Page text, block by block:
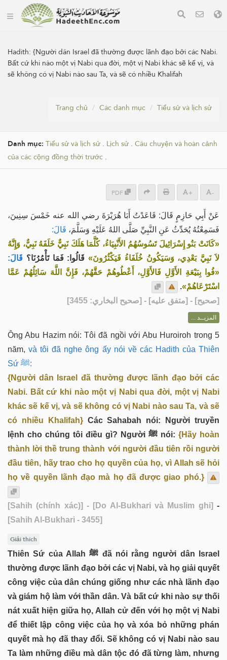
Hadith:{Người dân Israel đã thường được lãnh đạo bởi các Nabi.
Bất cứ khi nào một vị Nabi qua đời, một vị Nabi khác sẽ kế vị, và
sẽ không có vị Nabi nào sau Ta, và sẽ có nhiều Khalifah
Trang chủ Các danh mục Tiểu sử và lịch sử
Danh mục: Tiểu sử và lịch sử . Lịch sử . Câu chuyện và hoàn cảnh
của các cộng đồng thời trước .
PDF + -
عَنْ أَبِي حَازِمٍ قَالَ: قَاعَدْتُ أَبَا هُرَيْرَةَ رضي الله عنه خَمْسَ سِنِينَ،
فَسَمِعْتُهُ يُحَدِّثُ عَنِ النَّبِيِّ صَلَّى اللهُ عَلَيْهِ وَسَلَّمَ، قَالَ:
«كَانَتْ بَنُو إِسْرَائِيلَ تَسُوسُهُمُ الأَنْبِيَاءُ، كُلَّمَا هَلَكَ نَبِيٌّ خَلَفَهُ نَبِيٌّ، وَإِنَّهُ
لاَ نَبِيَّ بَعْدِي، وَسَيَكُونُ خُلَفَاءُ فَيَكْثُرُونَ»قَالُوا: فَمَا تَأْمُرُنَا؟ قَالَ:
«فُوا بِبَيْعَةِ الأَوَّلِ فَالأَوَّلِ، أَعْطُوهُمْ حَقَّهُمْ، فَإِنَّ اللَّهَ سَائِلُهُمْ عَمَّا
اسْتَرْعَاهُمْ».
[صحيح] - [متفق عليه] - [صحيح البخاري: 3455]
المزيــد ...
Ông Abu Hazim nói: Tôi đã ngồi với Abu Huroiroh trong 5
năm, và tôi đã nghe ông ấy nói về các Hadith của Thiên
Sứ ﷺ:
{Người dân Israel đã thường được lãnh đạo bởi các
Nabi. Bất cứ khi nào một vị Nabi qua đời, một vị Nabi
khác sẽ kế vị, và sẽ không có vị Nabi nào sau Ta, và sẽ
có nhiều Khalifah}Các Sahabah nói: Người truyền
lệnh cho chúng tôi điều gì? Người ﷺ nói: {Hãy hoàn
thành lời thề trung thành với người đầu tiên rồi người
đầu tiên, hãy trao cho họ quyền của họ, vì Allah sẽ hỏi
họ về quyền lãnh đạo mà họ đã được giao phó.}
[Sahih (chính xác)] - [Do Al-Bukhari và Muslim ghi] -
[Sahih Al-Bukhari - 3455]
Giải thích
Thiên Sứ của Allah ﷺ đã nói rằng người dân Israel
thường được lãnh đạo bởi các vị Nabi, và họ giải quyết
công việc của dân chúng giống như các nhà lãnh đạo
và giám hộ làm với thần dân. Và bất cứ khi nào sự thối
nát xuất hiện giữa họ, Allah cử đến với họ một vị Nabi
để thiết lập công việc của họ và xóa bỏ những phán
quyết mà họ đã thay đổi. Sẽ không có vị Nabi nào sau
Ta làm những điều mà dân tộc đó đã từng làm, nhưng